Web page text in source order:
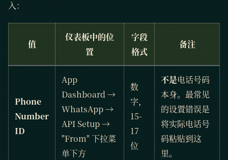
入：
值
仪表板中的位
置
字段
格式
备注
Phone
Number
ID
App
Dashboard →
WhatsApp →
API Setup →
"From" 下拉菜
单下方
数
字，
15-
17
位
不是电话号码
本身。最常见
的设置错误是
将实际电话号
码粘贴到这
里。